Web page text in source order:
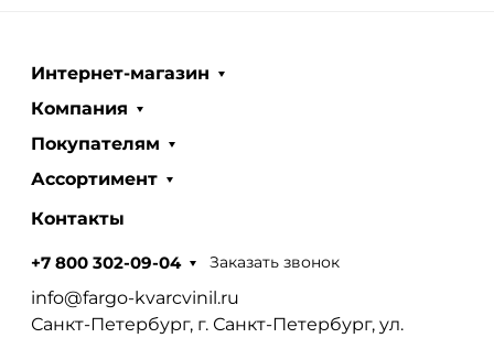
Интернет-магазин
Компания
Покупателям
Ассортимент
Контакты
+7 800 302-09-04 Заказать звонок
info@fargo-kvarcvinil.ru
Санкт-Петербург, г. Санкт-Петербург, ул.